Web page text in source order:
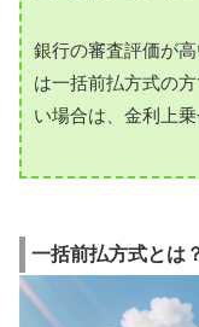
銀行の審査評価が
は一括前払方式の
い場合は、金利上
一括前払方式とは